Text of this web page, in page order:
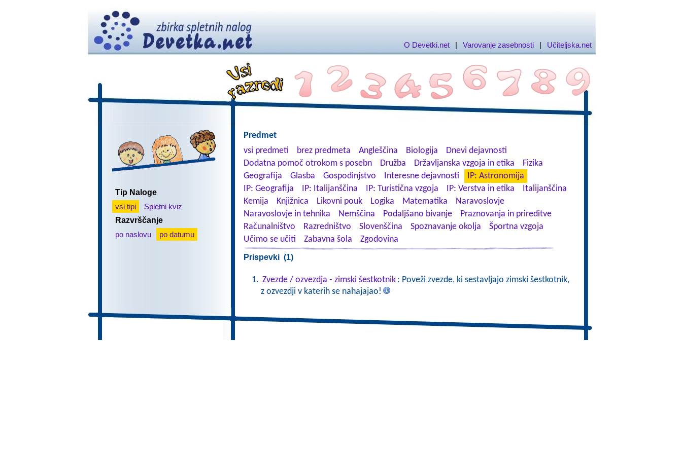
O Devetki.net | Varovanje zasebnosti | Učiteljska.net
Tip Naloge
vsi tipi
Spletni kviz
Razvrščanje
po naslovu
po datumu
Predmet
vsi predmeti
brez predmeta Angleščina Biologija
Dnevi dejavnosti
Dodatna pomoč otrokom s posebn
Družba Državljanska vzgoja in etika
Fizika
Geografija
Glasba Gospodinjstvo Interesne dejavnosti
IP: Astronomija
IP: Geografija
IP: Italijanščina IP: Turistična vzgoja IP: Verstva in etika
Italijanščina
Kemija
Knjižnica Likovni pouk Logika Matematika
Naravoslovje
Naravoslovje in tehnika
Nemščina Podaljšano bivanje
Praznovanja in prireditve
Računalništvo
Razredništvo Slovenščina Spoznavanje okolja
Športna vzgoja
Učimo se učiti
Zabavna šola Zgodovina
Prispevki (1)
Zvezde / ozvezdja - zimski šestkotnik : Poveži zvezde, ki sestavljajo zimski šestkotnik,
z ozvezdji v katerih se nahajajao!